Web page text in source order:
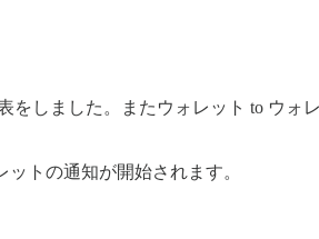
しました。またウォレット to ウォ
トの通知が開始されます。